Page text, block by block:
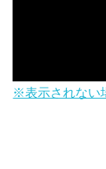
※表示されない